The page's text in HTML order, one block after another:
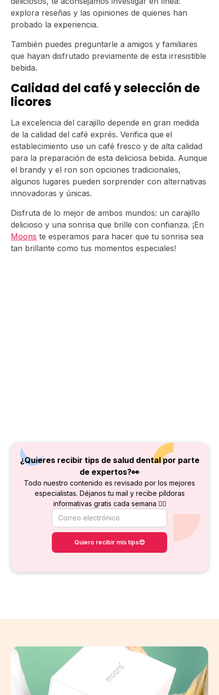
explora reseñas y las opiniones de quienes han
probado la experiencia.
También puedes preguntarle a amigos y familiares
que hayan disfrutado previamente de esta irresistible
bebida.
Calidad del café y selección de
licores
La excelencia del carajillo depende en gran medida
de la calidad del café exprés. Verifica que el
establecimiento use un café fresco y de alta calidad
para la preparación de esta deliciosa bebida. Aunque
el brandy y el ron son opciones tradicionales,
algunos lugares pueden sorprender con alternativas
innovadoras y únicas.
Disfruta de lo mejor de ambos mundos: un carajillo
delicioso y una sonrisa que brille con confianza. ¡En
Moons te esperamos para hacer que tu sonrisa sea
tan brillante como tus momentos especiales!
¿Quieres recibir tips de salud dental por parte
de expertos?👀
Todo nuestro contenido es revisado por los mejores
especialistas. Déjanos tu mail y recibe píldoras
informativas gratis cada semana 👇🏻